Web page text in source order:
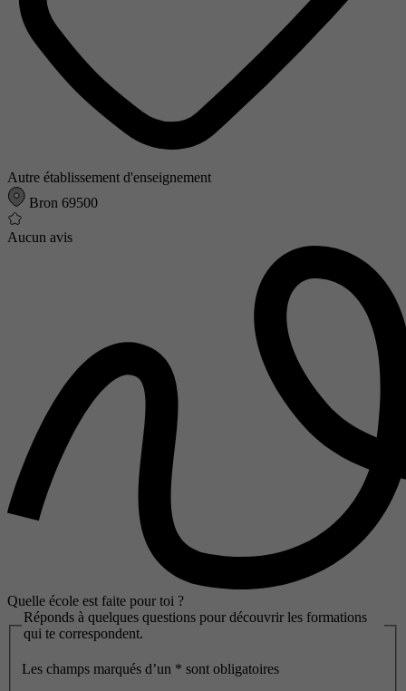
Autre établissement d'enseignement
Bron 69500
Aucun avis
Quelle école est faite pour toi ?
Réponds à quelques questions pour découvrir les formations
qui te correspondent.
Les champs marqués d’un * sont obligatoires